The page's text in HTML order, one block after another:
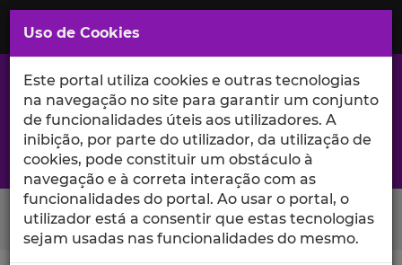
Saltar
para
Conteúdo
Principal
A excelência da investigação e ciência no Iscte
Search Button
Uso de Cookies
Este portal utiliza cookies e outras tecnologias
na navegação no site para garantir um conjunto
de funcionalidades úteis aos utilizadores. A
inibição, por parte do utilizador, da utilização de
cookies, pode constituir um obstáculo à
navegação e à correta interação com as
funcionalidades do portal. Ao usar o portal, o
utilizador está a consentir que estas tecnologias
sejam usadas nas funcionalidades do mesmo.